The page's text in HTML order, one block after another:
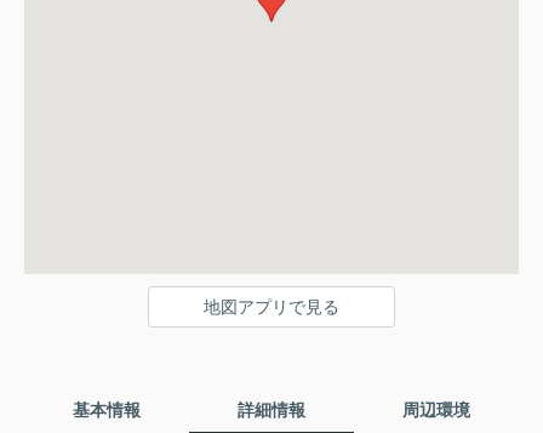
地図アプリで見る
基本情報 詳細情報 周辺環境